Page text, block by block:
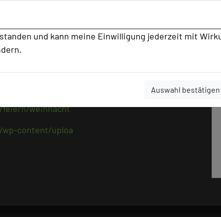
und kann meine Einwilligung jederzeit mit
Auswahl bestätigen
oder mal so zwischendurch -
Riesen Jenga, für den Abend
oder... wollen Sie vielleicht gemeinsam
im Link oder als Flyerdownload.
weihnacht
content/uploa